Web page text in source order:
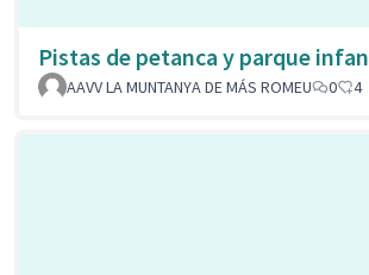
Pistas de petanca y parque
AAVV LA MUNTANYA DE MÁS ROMEU
0 4